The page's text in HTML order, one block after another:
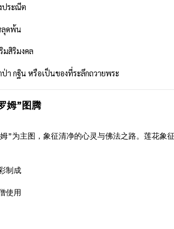
ประณีต
ลุดพ้น
มสิริมงคล
า กฐิน หรือเป็นของที่ระลึกถวายพระ
姆”图腾
”为主图，象征清净的心灵与佛法之路。莲花象
制成
使用